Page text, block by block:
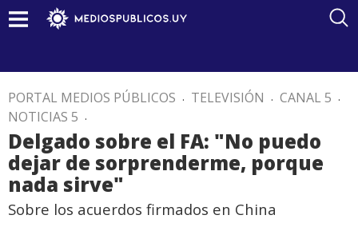
PORTAL MEDIOS PÚBLICOS . TELEVISIÓN . CANAL 5 .
NOTICIAS 5 .
Delgado sobre el FA: "No puedo
dejar de sorprenderme, porque
nada sirve"
Sobre los acuerdos firmados en China